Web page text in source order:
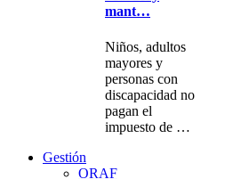
mant…
Niños, adultos
mayores y
personas con
discapacidad no
pagan el
impuesto de …
Gestión
ORAF